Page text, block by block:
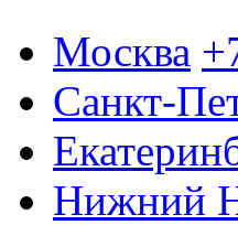
Москва
Санкт-
Нижний